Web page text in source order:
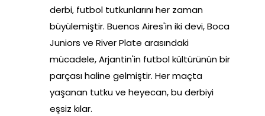
derbi, futbol tutkunlarını her zaman
büyülemiştir. Buenos Aires'in iki devi, Boca
Juniors ve River Plate arasındaki
mücadele, Arjantin'in futbol kültürünün bir
parçası haline gelmiştir. Her maçta
yaşanan tutku ve heyecan, bu derbiyi
eşsiz kılar.